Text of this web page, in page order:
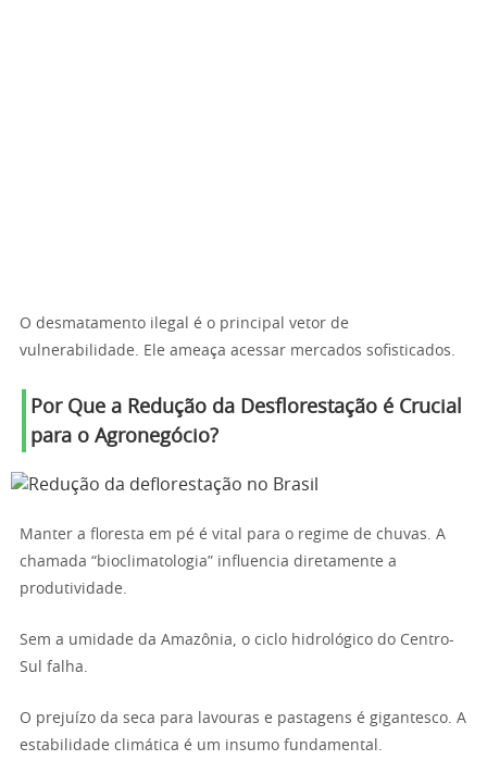
O desmatamento ilegal é o principal vetor de
vulnerabilidade. Ele ameaça acessar mercados sofisticados.
Por Que a Redução da Desflorestação é Crucial
para o Agronegócio?
Manter a floresta em pé é vital para o regime de chuvas. A
chamada “bioclimatologia” influencia diretamente a
produtividade.
Sem a umidade da Amazônia, o ciclo hidrológico do Centro-
Sul falha.
O prejuízo da seca para lavouras e pastagens é gigantesco. A
estabilidade climática é um insumo fundamental.